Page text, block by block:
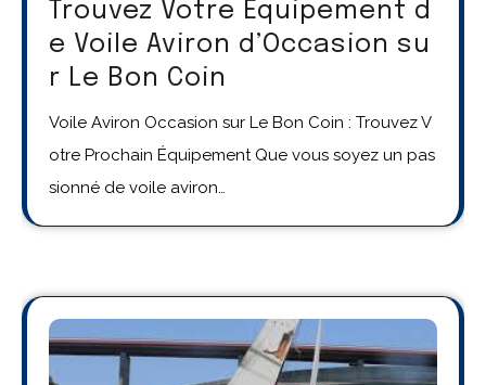
Trouvez Votre Équipement d
e Voile Aviron d’Occasion su
r Le Bon Coin
Voile Aviron Occasion sur Le Bon Coin : Trouvez V
otre Prochain Équipement Que vous soyez un pas
sionné de voile aviron…